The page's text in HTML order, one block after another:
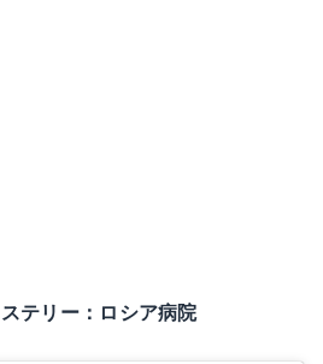
テリー：ロシア病院